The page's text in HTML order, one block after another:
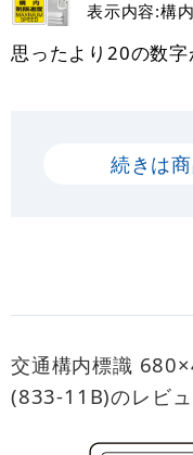
表示内容:構
思ったより20の数字
続きは
交通構内標識
(833-11B)のレビュ